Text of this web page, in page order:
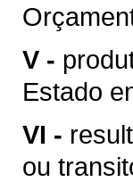
V -
Estado
VI -
ou